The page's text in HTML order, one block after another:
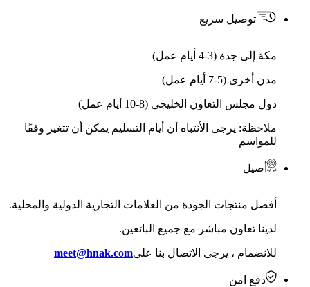
توصيل سريع
مكة إلى جدة (3-4 أيام عمل)
مدن أخرى (5-7 أيام عمل)
دول مجلس التعاون الخليجي (8-10 أيام عمل)
ملاحظة: يرجى الأنتباه أن أيام التسليم يمكن أن تتغير وفقًا
للمواسم
أصيل
أفضل منتجات الجودة من العلامات التجارية الدولية والمحلية.
لدينا تعاون مباشر مع جميع البائعين.
للانضمام ، يرجى الاتصال بنا علىmeet@hnak.com
دفع امن